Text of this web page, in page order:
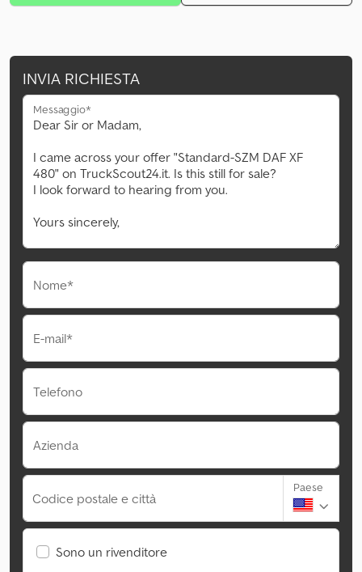
INVIA RICHIESTA
Messaggio*
Nome*
E-mail*
Telefono
Azienda
Codice postale e città
Paese
Sono un rivenditore